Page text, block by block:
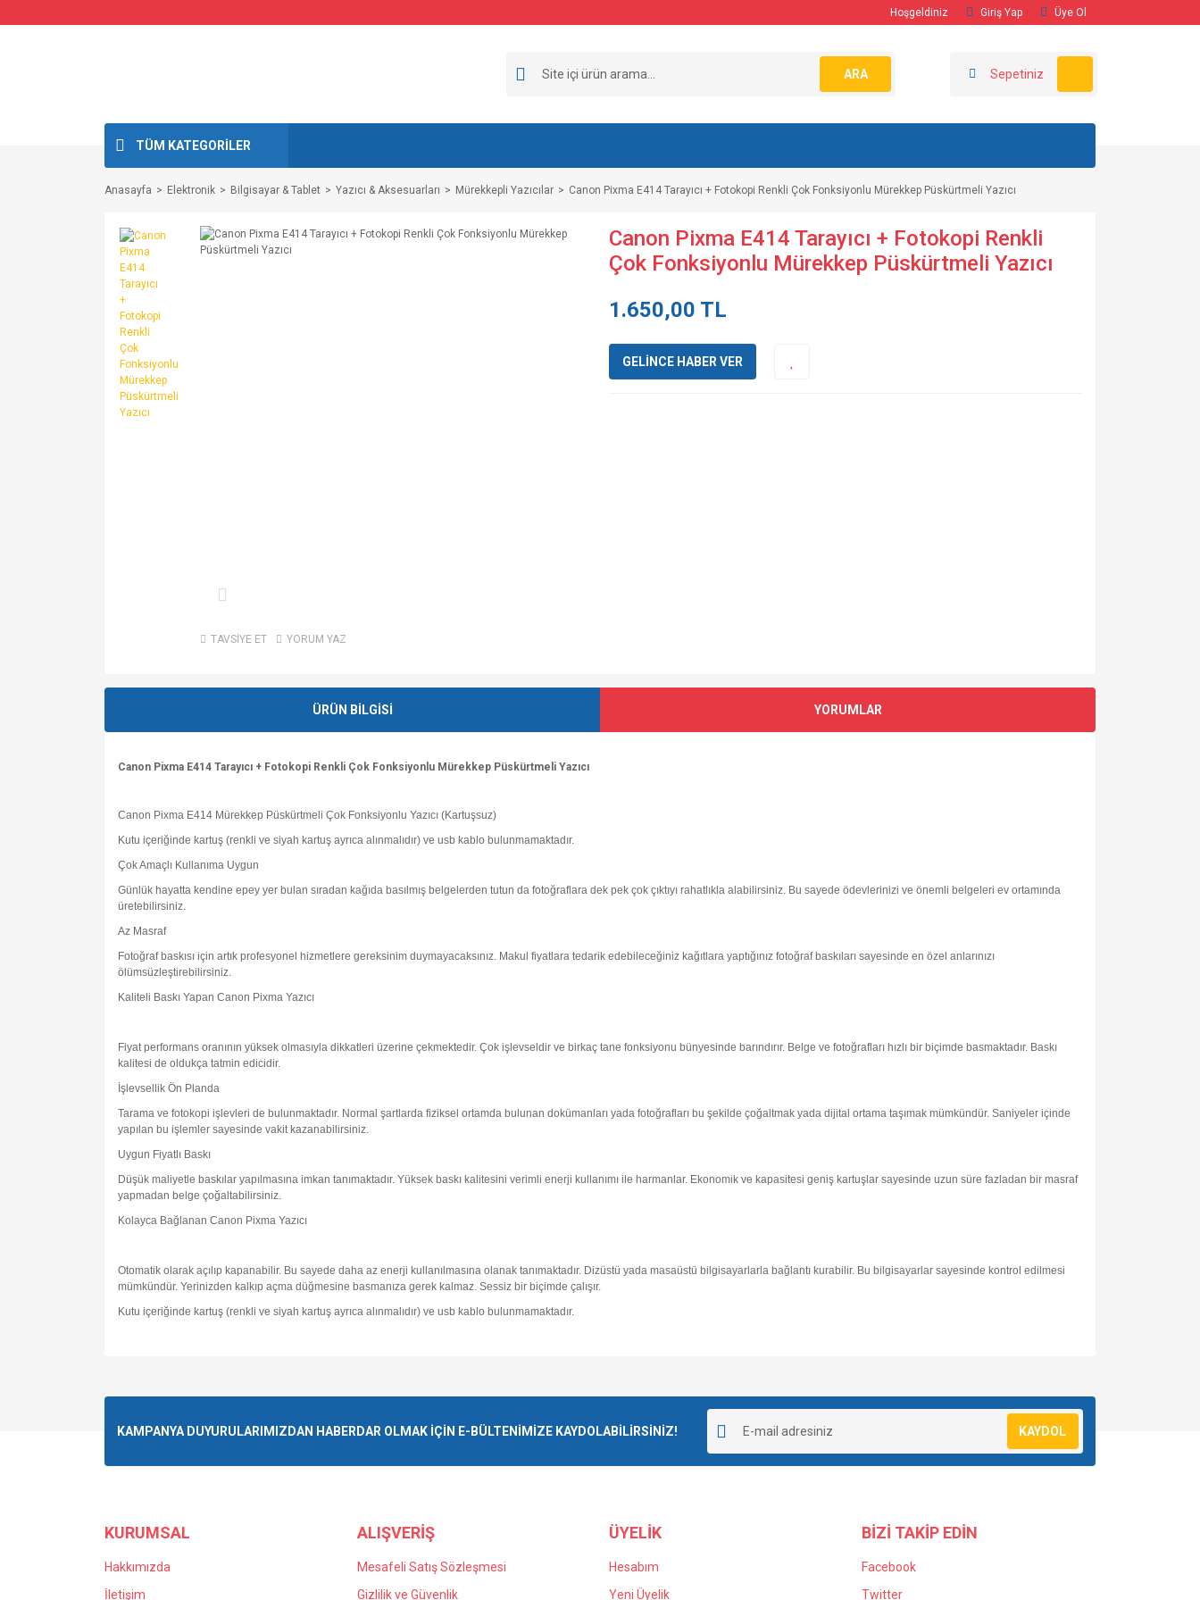
Hoşgeldiniz Giriş Yap Üye Ol
ARA Sepetiniz
TÜM KATEGORİLER
Anasayfa Elektronik Bilgisayar & Tablet Yazıcı & Aksesuarları Mürekkepli Yazıcılar Canon Pixma E414 Tarayıcı + Fotokopi Renkli Çok Fonksiyonlu Mürekkep Püskürtmeli Yazıcı
TAVSİYE ET YORUM YAZ
Canon Pixma E414 Tarayıcı + Fotokopi Renkli
Çok Fonksiyonlu Mürekkep Püskürtmeli Yazıcı
1.650,00 TL
GELİNCE HABER VER
ÜRÜN BİLGİSİ YORUMLAR
Canon Pixma E414 Tarayıcı + Fotokopi Renkli Çok Fonksiyonlu Mürekkep Püskürtmeli Yazıcı
Canon Pixma E414 Mürekkep Püskürtmeli Çok Fonksiyonlu Yazıcı (Kartuşsuz)
Kutu içeriğinde kartuş (renkli ve siyah kartuş ayrıca alınmalıdır) ve usb kablo bulunmamaktadır.
Çok Amaçlı Kullanıma Uygun
Günlük hayatta kendine epey yer bulan sıradan kağıda basılmış belgelerden tutun da fotoğraflara dek pek çok çıktıyı rahatlıkla alabilirsiniz. Bu sayede ödevlerinizi ve önemli belgeleri ev ortamında
üretebilirsiniz.
Az Masraf
Fotoğraf baskısı için artık profesyonel hizmetlere gereksinim duymayacaksınız. Makul fiyatlara tedarik edebileceğiniz kağıtlara yaptığınız fotoğraf baskıları sayesinde en özel anlarınızı
ölümsüzleştirebilirsiniz.
Kaliteli Baskı Yapan Canon Pixma Yazıcı
Fiyat performans oranının yüksek olmasıyla dikkatleri üzerine çekmektedir. Çok işlevseldir ve birkaç tane fonksiyonu bünyesinde barındırır. Belge ve fotoğrafları hızlı bir biçimde basmaktadır. Baskı
kalitesi de oldukça tatmin edicidir.
İşlevsellik Ön Planda
Tarama ve fotokopi işlevleri de bulunmaktadır. Normal şartlarda fiziksel ortamda bulunan dokümanları yada fotoğrafları bu şekilde çoğaltmak yada dijital ortama taşımak mümkündür. Saniyeler içinde
yapılan bu işlemler sayesinde vakit kazanabilirsiniz.
Uygun Fiyatlı Baskı
Düşük maliyetle baskılar yapılmasına imkan tanımaktadır. Yüksek baskı kalitesini verimli enerji kullanımı ile harmanlar. Ekonomik ve kapasitesi geniş kartuşlar sayesinde uzun süre fazladan bir masraf
yapmadan belge çoğaltabilirsiniz.
Kolayca Bağlanan Canon Pixma Yazıcı
Otomatik olarak açılıp kapanabilir. Bu sayede daha az enerji kullanılmasına olanak tanımaktadır. Dizüstü yada masaüstü bilgisayarlarla bağlantı kurabilir. Bu bilgisayarlar sayesinde kontrol edilmesi
mümkündür. Yerinizden kalkıp açma düğmesine basmanıza gerek kalmaz. Sessiz bir biçimde çalışır.
Kutu içeriğinde kartuş (renkli ve siyah kartuş ayrıca alınmalıdır) ve usb kablo bulunmamaktadır.
KAMPANYA DUYURULARIMIZDAN HABERDAR OLMAK İÇİN E-BÜLTENİMİZE KAYDOLABİLİRSİNİZ! KAYDOL
KURUMSAL
Hakkımızda
İletişim
ALIŞVERİŞ
Mesafeli Satış Sözleşmesi
Gizlilik ve Güvenlik
ÜYELİK
Hesabım
Yeni Üyelik
BİZİ TAKİP EDİN
Facebook
Twitter